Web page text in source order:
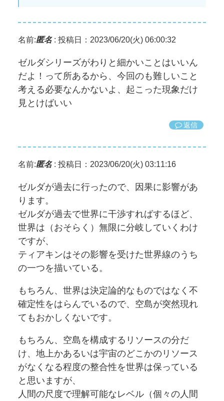
名前:匿名: 投稿日：2023/06/20(火) 06:00:32
ゼルダシリーズがわりと細かいことはいいん
だよ！って所あるから、今回のも難しいこと
考える必要なんかないよ、起こった現象だけ
見とけばいい
返信
名前:匿名: 投稿日：2023/06/20(火) 03:11:16
ゼルダが過去に行ったので、因果に影響があ
ります。
ゼルダが過去で世界に干渉すればするほど、
世界は（おそらく）無限に分岐していくわけ
ですが、
ティアキンはその影響を受けた世界線のうち
の一つを描いている。
もちろん、世界は決定論的なものではなく不
確定性をはらんでいるので、空島が突然現れ
てもおかしくないです。
もちろん、空島を構成するリソースの分だ
け、地上かあるいは宇宙のどこかのリソース
がなくなる程度の整合性を世界は保っている
と思いますが、
人間の尺度で理解可能なレベル（個々の人間